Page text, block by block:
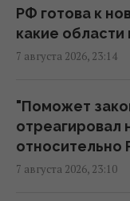
Россия
НАТО
Во время
появляется
Monde
РФ готова к
какие области
7 августа 2026, 23:14
"Поможет
относительно
7 августа 2026, 23:10